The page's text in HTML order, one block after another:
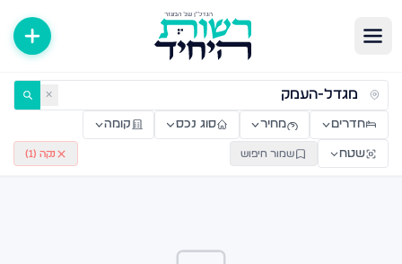
דירות למכירה ולהשכרה — רשות היחיד ✕
חדרים מחיר סוג נכס קומה
שטח שמור חיפוש נקה ( 1
)